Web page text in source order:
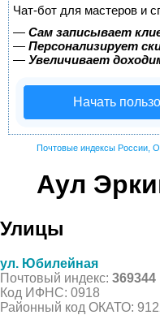
Чат-бот для мастеров и
— Сам записывает
— Персонализирует
— Увеличивает
Начать
Почтовые индексы России,
Аул
Улицы
ул. Юбилейная
Почтовый индекс: 369344
Код ИФНС: 0918
Районный код ОКАТО: